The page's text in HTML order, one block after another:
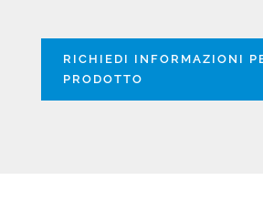
RICHIEDI INFORMAZIONI
PRODOTTO